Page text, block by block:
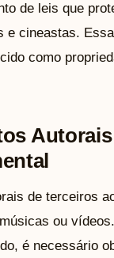
de leis que
cineastas.
como
de terceiros
ou
é necessário